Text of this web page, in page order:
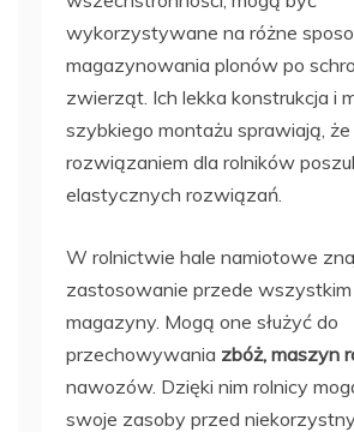
wykorzystywane na różne
magazynowania plonów po
zwierząt. Ich lekka konstrukcja i
szybkiego montażu sprawiają,
rozwiązaniem dla rolników
elastycznych rozwiązań.
W rolnictwie hale namiotowe
zastosowanie przede wszystkim
magazyny. Mogą one służyć do
przechowywania zbóż, maszyn
nawozów. Dzięki nim rolnicy
swoje zasoby przed